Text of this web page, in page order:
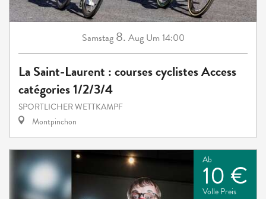
Samstag 8. Aug Um 14:00
La Saint-Laurent : courses cyclistes Access
catégories 1/2/3/4
SPORTLICHER WETTKAMPF
Montpinchon
Ab
10 €
Volle Preis